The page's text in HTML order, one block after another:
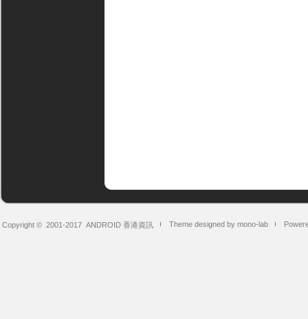
Copyright © 2001-2017 ANDROID 香港資訊 Theme designed by mono-lab